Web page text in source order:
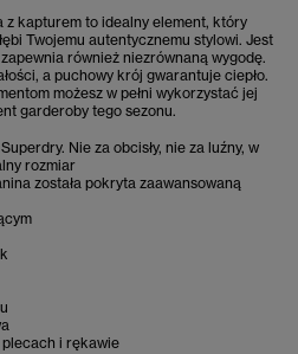
kapturem to idealny element, który
Twojemu autentycznemu stylowi. Jest
również niezrównaną wygodę.
a puchowy krój gwarantuje ciepło.
możesz w pełni wykorzystać jej
garderoby tego sezonu.
Nie za obcisły, nie za luźny, w
rozmiar
została pokryta zaawansowaną
i rękawie